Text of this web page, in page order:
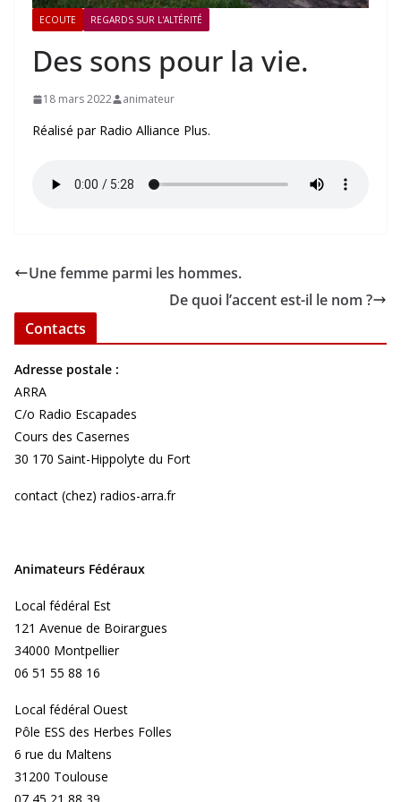
ECOUTE REGARDS SUR L'ALTÉRITÉ
Des sons pour la vie.
18 mars 2022 animateur
Réalisé par Radio Alliance Plus.
Une femme parmi les hommes.
De quoi l’accent est-il le nom ?
Contacts
Adresse postale :
ARRA
C/o Radio Escapades
Cours des Casernes
30 170 Saint-Hippolyte du Fort
contact (chez) radios-arra.fr
Animateurs Fédéraux
Local fédéral Est
121 Avenue de Boirargues
34000 Montpellier
06 51 55 88 16
Local fédéral Ouest
Pôle ESS des Herbes Folles
6 rue du Maltens
31200 Toulouse